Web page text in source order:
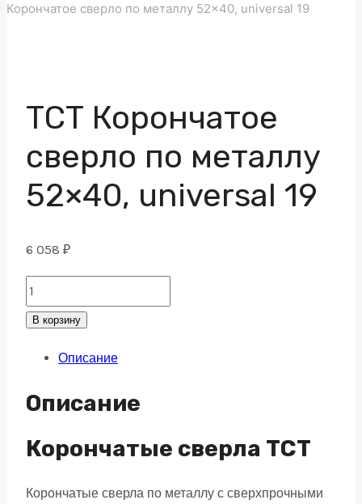
Корончатое сверло по металлу 52×40, universal 19
ТСТ Корончатое
сверло по металлу
52×40, universal 19
6 058 ₽
ТСТ
Корончатое
universal
quantity
В корзину
Описание
Описание
Корончатые сверла TCT
Корончатые сверла по металлу с сверхпрочными